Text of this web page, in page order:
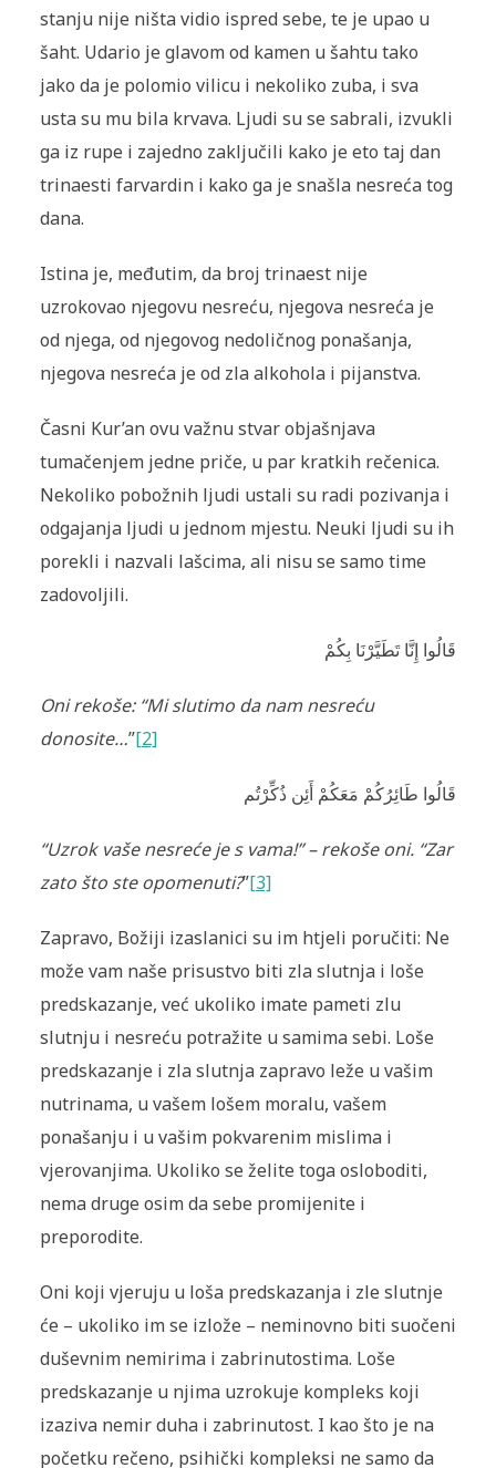
stanju nije ništa vidio ispred sebe, te je upao u
šaht. Udario je glavom od kamen u šahtu tako
jako da je polomio vilicu i nekoliko zuba, i sva
usta su mu bila krvava. Ljudi su se sabrali, izvukli
ga iz rupe i zajedno zaključili kako je eto taj dan
trinaesti farvardin i kako ga je snašla nesreća tog
dana.
Istina je, međutim, da broj trinaest nije
uzrokovao njegovu nesreću, njegova nesreća je
od njega, od njegovog nedoličnog ponašanja,
njegova nesreća je od zla alkohola i pijanstva.
Časni Kur’an ovu važnu stvar objašnjava
tumačenjem jedne priče, u par kratkih rečenica.
Nekoliko pobožnih ljudi ustali su radi pozivanja i
odgajanja ljudi u jednom mjestu. Neuki ljudi su ih
porekli i nazvali lašcima, ali nisu se samo time
zadovoljili.
قَالُوا إِنَّا تَطَيَّرْنَا بِكُمْ
Oni rekoše: “Mi slutimo da nam nesreću
donosite…”[2]
قَالُوا طَائِرُكُمْ مَعَكُمْ أَئِن ذُكِّرْتُم
“Uzrok vaše nesreće je s vama!” – rekoše oni. “Zar
zato što ste opomenuti?”[3]
Zapravo, Božiji izaslanici su im htjeli poručiti: Ne
može vam naše prisustvo biti zla slutnja i loše
predskazanje, već ukoliko imate pameti zlu
slutnju i nesreću potražite u samima sebi. Loše
predskazanje i zla slutnja zapravo leže u vašim
nutrinama, u vašem lošem moralu, vašem
ponašanju i u vašim pokvarenim mislima i
vjerovanjima. Ukoliko se želite toga osloboditi,
nema druge osim da sebe promijenite i
preporodite.
Oni koji vjeruju u loša predskazanja i zle slutnje
će – ukoliko im se izlože – neminovno biti suočeni
duševnim nemirima i zabrinutostima. Loše
predskazanje u njima uzrokuje kompleks koji
izaziva nemir duha i zabrinutost. I kao što je na
početku rečeno, psihički kompleksi ne samo da